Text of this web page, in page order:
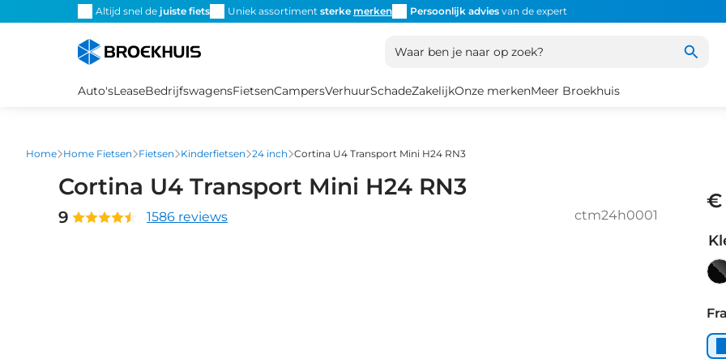
Altijd snel de juiste fiets Uniek assortiment sterke merken Persoonlijk advies van de expert
Waar ben je naar op zoek?
Auto'sLeaseBedrijfswagensFietsenCampersVerhuurSchadeZakelijkOnze merkenMeer Broekhuis
Home Home Fietsen Fietsen Kinderfietsen 24 inch Cortina U4 Transport Mini H24 RN3
Cortina U4 Transport Mini H24 RN3
9 1586 reviews ctm24h0001
€